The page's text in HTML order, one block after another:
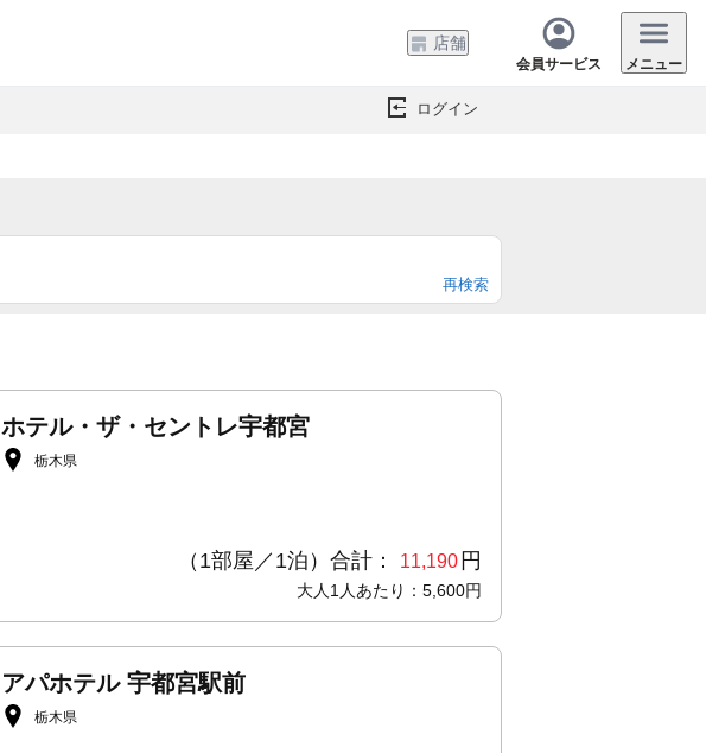
店舗
会員サービス メニュー
ログイン
再検索
ホテル・ザ・セントレ宇都宮
栃木県
（1部屋／1泊）合計： 11,190 円
大人1人あたり：5,600円
アパホテル 宇都宮駅前
栃木県